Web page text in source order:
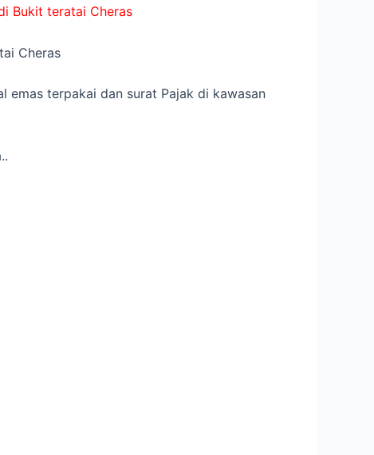
Bukit teratai Cheras
Cheras
emas terpakai dan surat Pajak di kawasan